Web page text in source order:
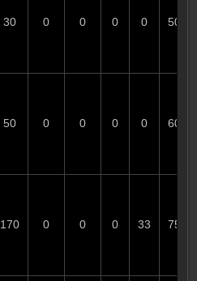
30 0 0 0 0 50
50 0 0 0 0 60
170 0 0 0 33 75